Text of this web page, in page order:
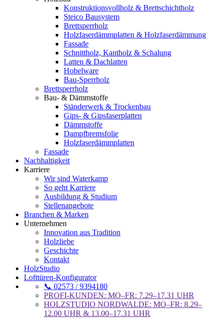
Konstruktionsvollholz & Brettschichtholz
Steico Bausystem
Brettsperrholz
Holzfaserdämmplatten & Holzfaserdämmung
Fassade
Schnittholz, Kantholz & Schalung
Latten & Dachlatten
Hobelware
Bau-Sperrholz
Brettsperrholz
Bau- & Dämmstoffe
Ständerwerk & Trockenbau
Gips- & Gipsfaserplatten
Dämmstoffe
Dampfbremsfolie
Holzfaserdämmplatten
Fassade
Nachhaltigkeit
Karriere
Wir sind Waterkamp
So geht Karriere
Ausbildung & Studium
Stellenangebote
Branchen & Marken
Unternehmen
Innovation aus Tradition
Holzliebe
Geschichte
Kontakt
HolzStudio
Lofttüren-Konfigurator
📞 02573 / 9394180
PROFI-KUNDEN: MO–FR: 7.29–17.31 UHR
HOLZSTUDIO NORDWALDE: MO–FR: 8.29–
12.00 UHR & 13.00–17.31 UHR